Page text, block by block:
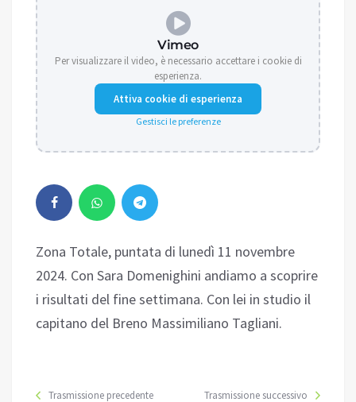
Vimeo
Per visualizzare il video, è necessario accettare i cookie di
esperienza.
Attiva cookie di esperienza
Gestisci le preferenze
Zona Totale, puntata di lunedì 11 novembre
2024. Con Sara Domenighini andiamo a scoprire
i risultati del fine settimana. Con lei in studio il
capitano del Breno Massimiliano Tagliani.
Trasmissione precedente Trasmissione successivo